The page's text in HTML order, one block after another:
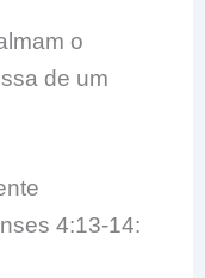
o
de um
4:13-14: